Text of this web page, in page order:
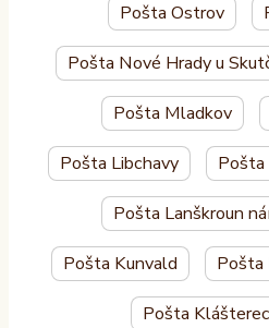
Pošta Ostrov
Pošta Nové Hrady u
Pošta Mladkov
Pošta Libchavy
Pošta Lanškroun
Pošta Kunvald Pošta
Pošta